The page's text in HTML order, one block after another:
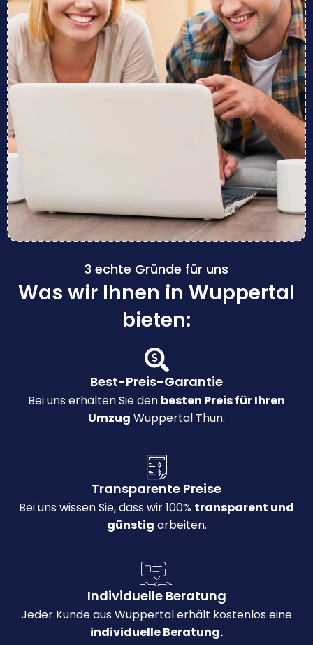
3 echte Gründe für uns
Was wir Ihnen in Wuppertal
bieten:
Best-Preis-Garantie
Bei uns erhalten Sie den besten Preis für Ihren
Umzug Wuppertal Thun.
Transparente Preise
Bei uns wissen Sie, dass wir 100% transparent und
günstig arbeiten.
Individuelle Beratung
Jeder Kunde aus Wuppertal erhält kostenlos eine
individuelle Beratung.